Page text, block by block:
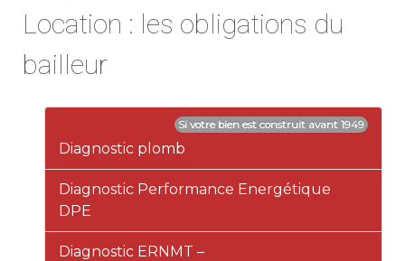
Location : les obligations du
bailleur
Si votre bien est construit avant 1949
Diagnostic plomb
Diagnostic Performance Energétique
DPE
Diagnostic ERNMT –